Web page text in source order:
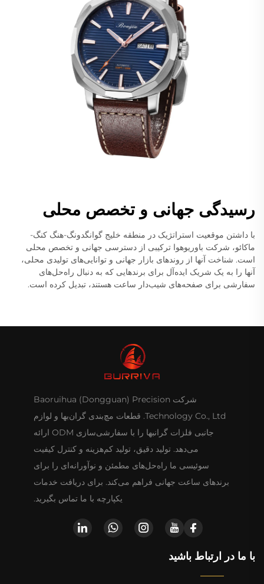
رسیدگی جهانی و تخصص محلی
با داشتن موقعیت استراتژیک در منطقه خلیج گوانگدونگ-هنگ کنگ-
ماکائو، شرکت باوریوهوا ترکیبی از دسترسی جهانی و تخصص محلی
است. شناخت آنها از روندهای بازار جهانی و توانایی‌های تولیدی محلی،
آنها را به یک شریک ایده‌آل برای برندهایی که به دنبال راه‌حل‌های
سفارشی برای صفحه‌های شیب‌دار ساعت هستند، تبدیل کرده است.
شرکت Baoruihua (Dongguan) Precision
Technology Co., Ltd. قطعات مچ‌بندی گران‌بها و لوازم
جانبی فلزات گرانبها را با سفارشی‌سازی ODM ارائه
می‌دهد. تولید دقیق، تولید کم‌هزینه و کنترل کیفیت
سوئیسی ما راه‌حل‌های مطمئن و نوآورانه‌ای را برای
برندهای ساعت جهانی فراهم می‌کند. برای دریافت خدمات
یکپارچه با ما تماس بگیرید.
با ما در ارتباط باشید